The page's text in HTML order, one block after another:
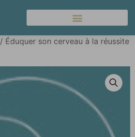
/ Éduquer son cerveau à la réussite